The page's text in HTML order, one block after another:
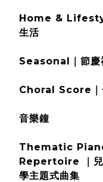
Home &
生活
Seasonal｜節慶
Choral Score｜
音樂鐘
Thematic
Repertoire ｜兒
學主題式曲集